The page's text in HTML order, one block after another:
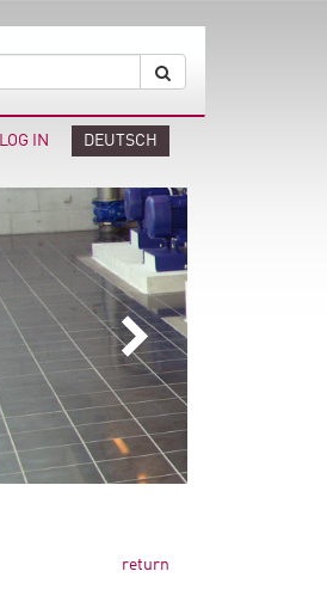
LOG IN DEUTSCH
return